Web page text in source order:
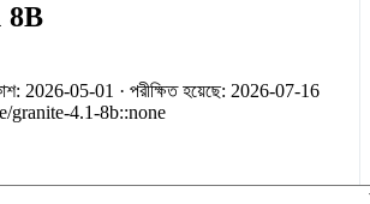
8B
2026-05-01 · পরীক্ষিত হয়েছে: 2026-07-16
granite-4.1-8b::none